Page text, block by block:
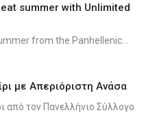
summer with Unlimited
from the Panhellenic...
με Απεριόριστη Ανάσα
από τον Πανελλήνιο Σύλλογο